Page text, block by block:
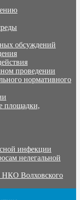
обсуждений
проведении
нормативного
площадки,
инфекции
нелегальной
НКО Волховского